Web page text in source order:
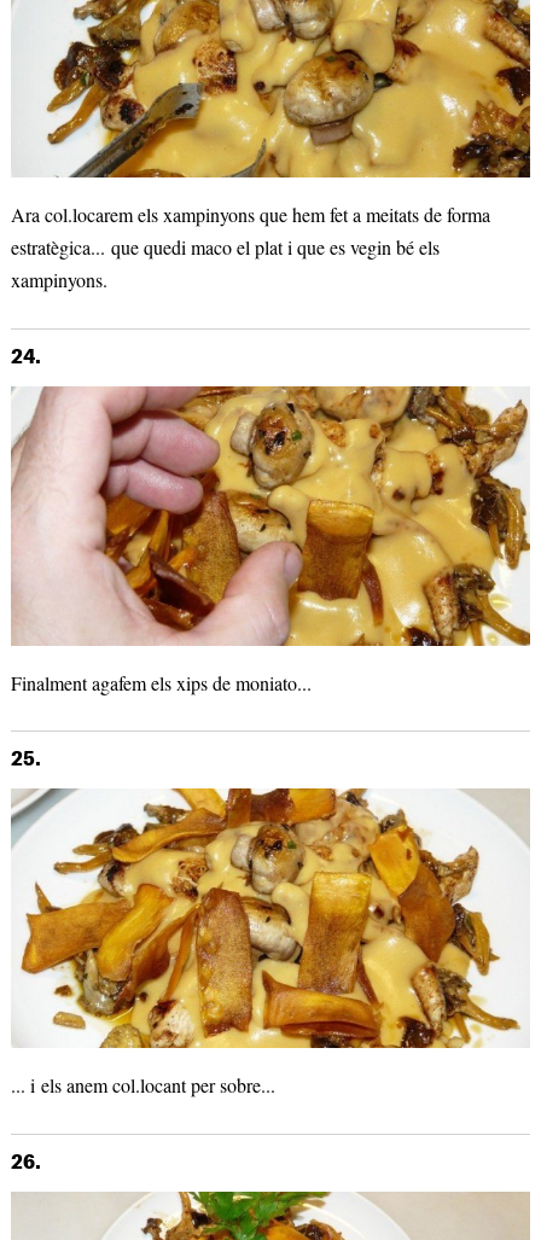
Ara col.locarem els xampinyons que hem fet a meitats de forma
estratègica... que quedi maco el plat i que es vegin bé els
xampinyons.
24.
Finalment agafem els xips de moniato...
25.
... i els anem col.locant per sobre...
26.